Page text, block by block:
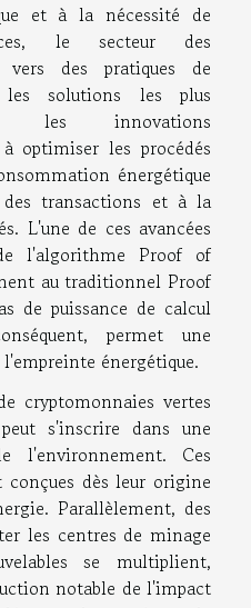
et à la nécessité de
le secteur des
vers des pratiques de
solutions les plus
les innovations
optimiser les procédés
énergétique
transactions et à la
L'une de ces avancées
l'algorithme Proof of
au traditionnel Proof
de puissance de calcul
permet une
énergétique.
cryptomonnaies vertes
s'inscrire dans une
l'environnement. Ces
dès leur origine
Parallèlement, des
les centres de minage
se multiplient,
notable de l'impact